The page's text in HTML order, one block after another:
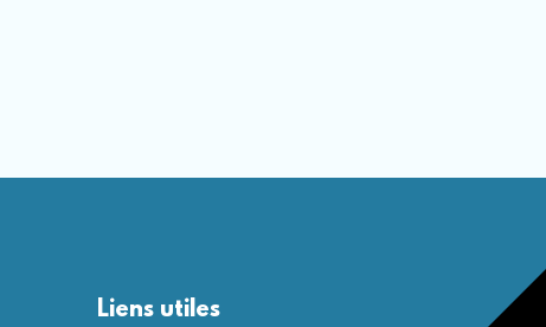
Liens utiles